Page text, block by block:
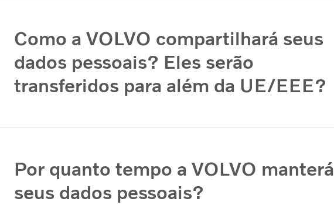
Como a VOLVO compartilhará seus
dados pessoais? Eles serão
transferidos para além da UE/EEE?
Por quanto tempo a VOLVO manterá
seus dados pessoais?